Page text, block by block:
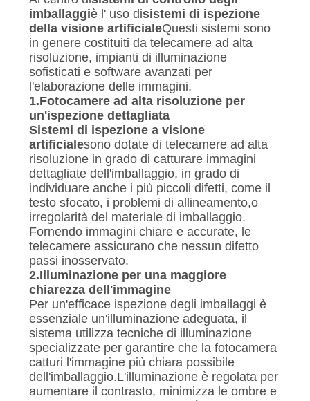
imballaggiè l' uso disistemi di ispezione
della visione artificialeQuesti sistemi sono
in genere costituiti da telecamere ad alta
risoluzione, impianti di illuminazione
sofisticati e software avanzati per
l'elaborazione delle immagini.
1.Fotocamere ad alta risoluzione per
un'ispezione dettagliata
Sistemi di ispezione a visione
artificialesono dotate di telecamere ad alta
risoluzione in grado di catturare immagini
dettagliate dell'imballaggio, in grado di
individuare anche i più piccoli difetti, come il
testo sfocato, i problemi di allineamento,o
irregolarità del materiale di imballaggio.
Fornendo immagini chiare e accurate, le
telecamere assicurano che nessun difetto
passi inosservato.
2.Illuminazione per una maggiore
chiarezza dell'immagine
Per un'efficace ispezione degli imballaggi è
essenziale un'illuminazione adeguata, il
sistema utilizza tecniche di illuminazione
specializzate per garantire che la fotocamera
catturi l'immagine più chiara possibile
dell'imballaggio.L'illuminazione è regolata per
aumentare il contrasto, minimizza le ombre e